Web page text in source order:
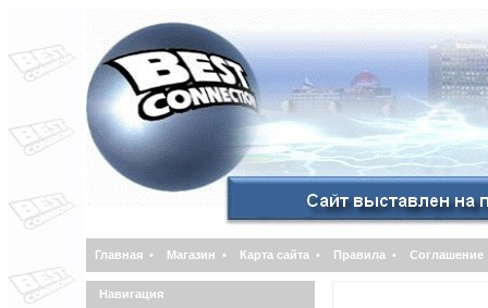
Главная • Магазин • Карта сайта • Правила • Соглашение
Навигация